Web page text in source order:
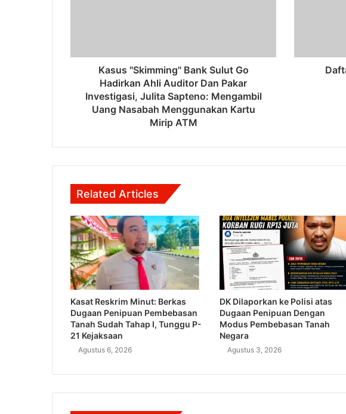
Kasus "Skimming" Bank Sulut Go
Hadirkan Ahli Auditor Dan Pakar
Investigasi, Julita Sapteno: Mengambil
Uang Nasabah Menggunakan Kartu
Mirip ATM
Related Articles
Kasat Reskrim Minut: Berkas
Dugaan Penipuan Pembebasan
Tanah Sudah Tahap I, Tunggu P-
21 Kejaksaan
Agustus 6, 2026
DK Dilaporkan ke Polisi atas
Dugaan Penipuan Dengan
Modus Pembebasan Tanah
Negara
Agustus 3, 2026